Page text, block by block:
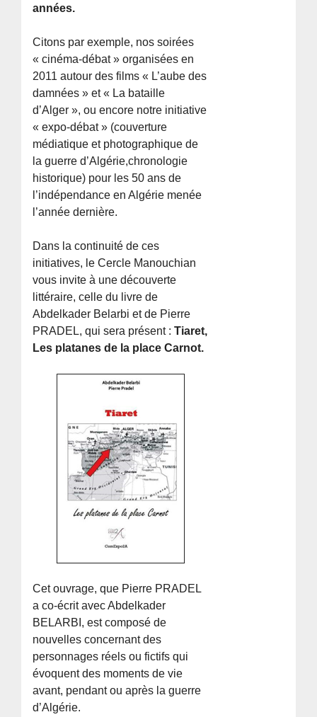
années.
Citons par exemple, nos soirées
« cinéma-débat » organisées en
2011 autour des films « L’aube des
damnées » et « La bataille
d’Alger », ou encore notre initiative
« expo-débat » (couverture
médiatique et photographique de
la guerre d’Algérie,chronologie
historique) pour les 50 ans de
l’indépendance en Algérie menée
l’année dernière.
Dans la continuité de ces
initiatives, le Cercle Manouchian
vous invite à une découverte
littéraire, celle du livre de
Abdelkader Belarbi et de Pierre
PRADEL, qui sera présent :Tiaret,
Les platanes de la place Carnot.
Cet ouvrage, que Pierre PRADEL
a co-écrit avec Abdelkader
BELARBI, est composé de
nouvelles concernant des
personnages réels ou fictifs qui
évoquent des moments de vie
avant, pendant ou après la guerre
d’Algérie.